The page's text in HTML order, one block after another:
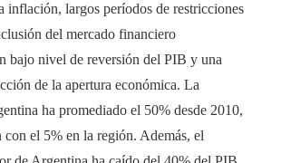
inflación, largos períodos de restricciones
del mercado financiero
bajo nivel de reversión del PIB y una
de la apertura económica. La
ha promediado el 50% desde 2010,
con el 5% en la región. Además, el